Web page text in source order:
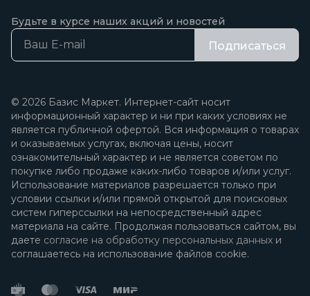
Будьте в курсе наших акций и новостей
Подписаться
© 2026 Базис Маркет. Интернет-сайт носит
информационный характер и ни при каких условиях не
является публичной офертой. Вся информация о товарах
и оказываемых услугах, включая цены, носит
ознакомительный характер и не является советом по
покупке либо продаже каких-либо товаров и/или услуг.
Использование материалов разрешается только при
условии ссылки и/или прямой открытой для поисковых
систем гиперссылки на непосредственный адрес
материала на сайте. Продолжая пользоваться сайтом, вы
даете согласие на обработку персональных данных и
соглашаетесь на использование файлов cookie.